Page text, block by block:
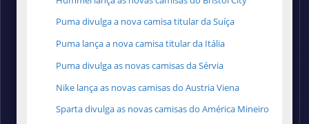
Puma divulga a nova camisa titular da Suíça
Puma lança a nova camisa titular da Itália
Puma divulga as novas camisas da Sérvia
Nike lança as novas camisas do Austria Viena
Sparta divulga as novas camisas do América Mineiro